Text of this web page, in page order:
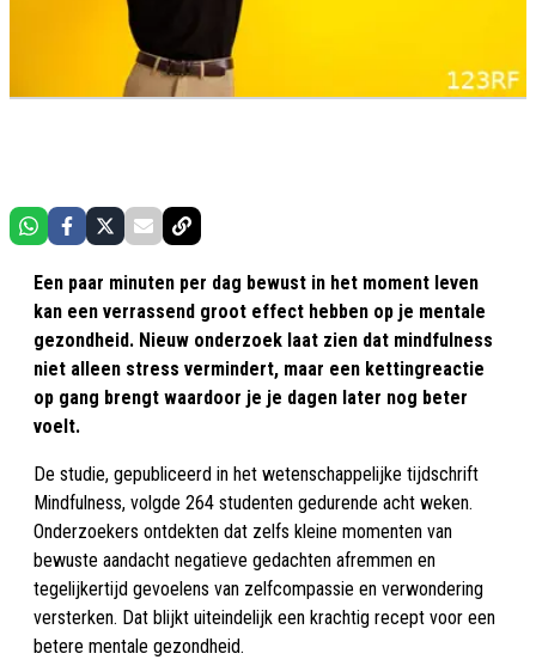
Een paar minuten per dag bewust in het moment leven
kan een verrassend groot effect hebben op je mentale
gezondheid. Nieuw onderzoek laat zien dat mindfulness
niet alleen stress vermindert, maar een kettingreactie
op gang brengt waardoor je je dagen later nog beter
voelt.
De studie, gepubliceerd in het wetenschappelijke tijdschrift
Mindfulness, volgde 264 studenten gedurende acht weken.
Onderzoekers ontdekten dat zelfs kleine momenten van
bewuste aandacht negatieve gedachten afremmen en
tegelijkertijd gevoelens van zelfcompassie en verwondering
versterken. Dat blijkt uiteindelijk een krachtig recept voor een
betere mentale gezondheid.